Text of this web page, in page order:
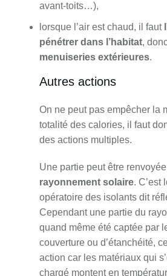
avant-toits…),
lorsque l’air est chaud, il faut
pénétrer dans l’habitat,
menuiseries extérieures.
Autres actions
On ne peut pas empêcher la
totalité des calories, il faut
des actions multiples.
Une partie peut être
rayonnement solaire. C’est
opératoire des isolants dit
Cependant une partie du
quand même été captée par
couverture ou d’étanchéité,
action car les matériaux qui
chargé montent en